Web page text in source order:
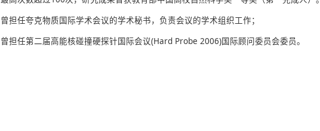
曾担任夸克物质国际学术会议的学术秘书，负责会议的学术组织工作；
曾担任第二届高能核碰撞硬探针国际会议(Hard Probe 2006)国际顾问委员会委员。